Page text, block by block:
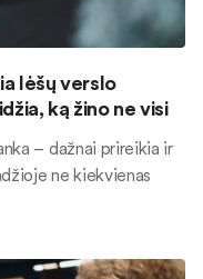
lėšų verslo
ką žino ne visi
– dažnai prireikia ir
ne kiekvienas